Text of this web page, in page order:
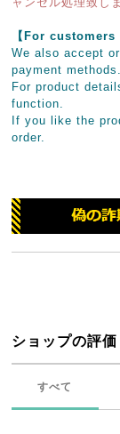
【For customers
We also accept
payment methods.
For product
function.
If you like the
order.
ショップの評価
すべて